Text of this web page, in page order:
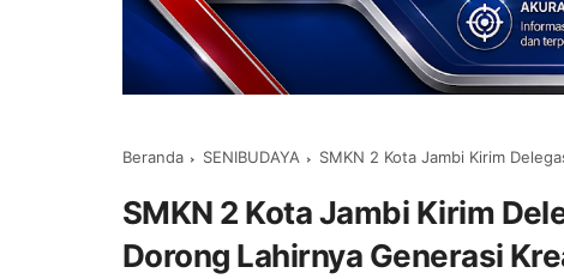
Beranda SENIBUDAYA SMKN 2 Kota Jambi Kirim Delegasi
SMKN 2 Kota Jambi Kirim
Dorong Lahirnya Generasi